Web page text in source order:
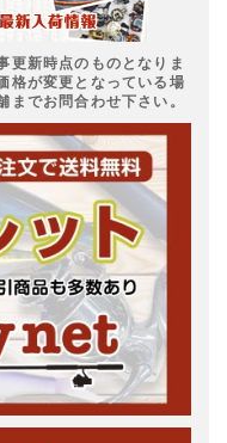
更新時点のものとなりま
格が変更となっている場
でお問合わせ下さい。